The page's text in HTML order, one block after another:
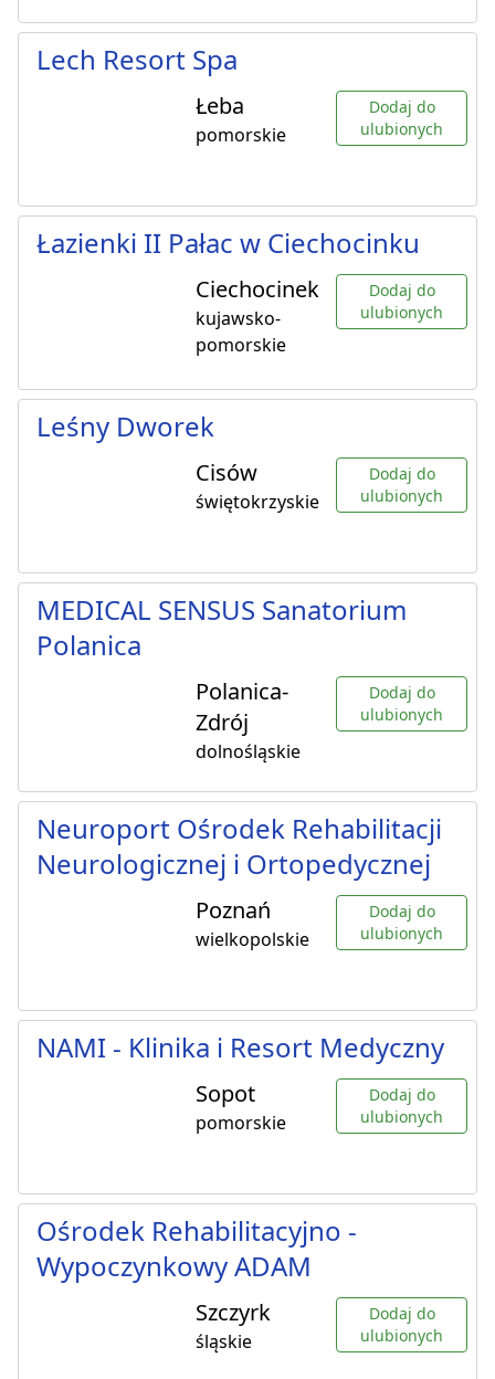
Lech Resort Spa
Łeba
pomorskie
Dodaj do
ulubionych
Łazienki II Pałac w Ciechocinku
Ciechocinek
kujawsko-
pomorskie
Dodaj do
ulubionych
Leśny Dworek
Cisów
świętokrzyskie
Dodaj do
ulubionych
MEDICAL SENSUS Sanatorium
Polanica
Polanica-
Zdrój
dolnośląskie
Dodaj do
ulubionych
Neuroport Ośrodek Rehabilitacji
Neurologicznej i Ortopedycznej
Poznań
wielkopolskie
Dodaj do
ulubionych
NAMI - Klinika i Resort Medyczny
Sopot
pomorskie
Dodaj do
ulubionych
Ośrodek Rehabilitacyjno -
Wypoczynkowy ADAM
Szczyrk
śląskie
Dodaj do
ulubionych